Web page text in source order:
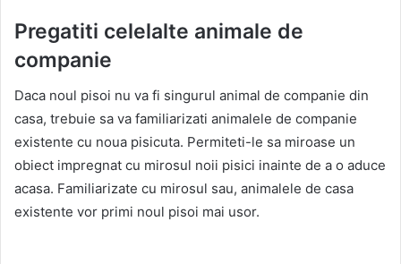
Pregatiti celelalte animale de
companie
Daca noul pisoi nu va fi singurul animal de companie din
casa, trebuie sa va familiarizati animalele de companie
existente cu noua pisicuta. Permiteti-le sa miroase un
obiect impregnat cu mirosul noii pisici inainte de a o aduce
acasa. Familiarizate cu mirosul sau, animalele de casa
existente vor primi noul pisoi mai usor.